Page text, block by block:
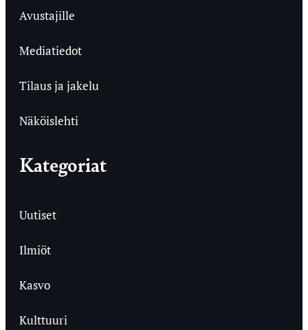
Avustajille
Mediatiedot
Tilaus ja jakelu
Näköislehti
Kategoriat
Uutiset
Ilmiöt
Kasvo
Kulttuuri